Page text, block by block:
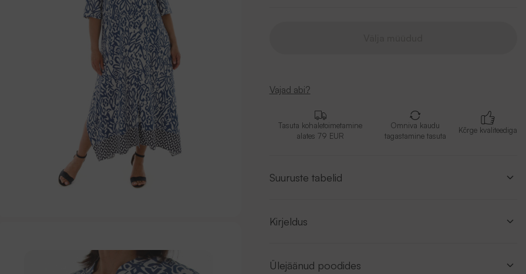
Vajad abi?
Tasuta kohaletoimetamine
alates 79 EUR
Omniva kaudu
tagastamine tasuta
Kõrge kvaliteediga
Suuruste tabelid
Kirjeldus
Ülejäänud poodides